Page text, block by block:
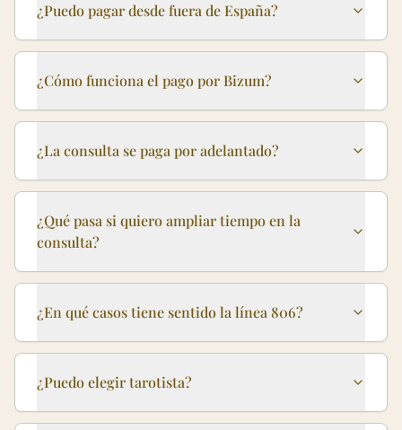
¿Puedo pagar desde fuera de España?
¿Cómo funciona el pago por Bizum?
¿La consulta se paga por adelantado?
¿Qué pasa si quiero ampliar tiempo en la
consulta?
¿En qué casos tiene sentido la línea 806?
¿Puedo elegir tarotista?